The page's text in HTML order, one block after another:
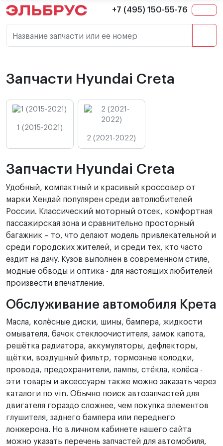
+7 (495) 150-55-76
Название запчасти или ее номер
Запчасти Hyundai Creta
1 (2015-2021)
2 (2021-2022)
Запчасти Hyundai Creta
Удобный, компактный и красивый кроссовер от
марки Хендай популярен среди автолюбителей
России. Классический моторный отсек, комфортная
пассажирская зона и сравнительно просторный
багажник – то, что делают модель привлекательной и
среди городских жителей, и среди тех, кто часто
ездит на дачу. Кузов выполнен в современном стиле,
модные обводы и оптика - для настоящих любителей
произвести впечатление.
Обслуживание автомобиля Крета
Масла, колёсные диски, шины, бампера, жидкости
омывателя, бачок стеклоочистителя, замок капота,
решётка радиатора, аккумуляторы, дефлекторы,
щётки, воздушный фильтр, тормозные колодки,
провода, предохранители, лампы, стёкла, колёса -
эти товары и аксессуары также можно заказать через
каталоги по vin. Обычно поиск автозапчастей для
двигателя гораздо сложнее, чем покупка элементов
глушителя, заднего бампера или переднего
лонжерона. Но в личном кабинете нашего сайта
можно указать перечень запчастей для автомобиля,